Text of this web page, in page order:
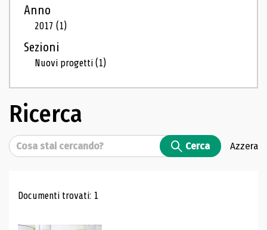
Anno
2017(1)
Sezioni
Nuovi progetti(1)
Ricerca
Cerca Cerca Azzera
Risultati di ricerca
Documenti trovati: 1